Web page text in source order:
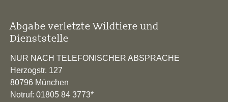
Abgabe verletzte Wildtiere und
Dienststelle
NUR NACH TELEFONISCHER ABSPRACHE
Herzogstr. 127
80796 München
Notruf: 01805 84 3773*